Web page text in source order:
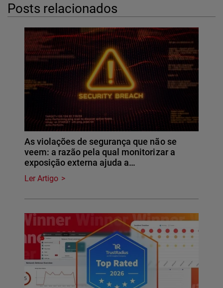
Posts relacionados
As violações de segurança que não se
veem: a razão pela qual monitorizar a
exposição externa ajuda a…
Ler Artigo